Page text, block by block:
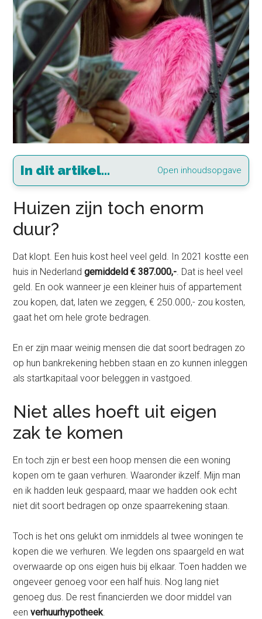
In dit artikel... Open inhoudsopgave
Huizen zijn toch enorm
duur?
Dat klopt. Een huis kost heel veel geld. In 2021 kostte een
huis in Nederlandgemiddeld € 387.000,-. Dat is heel veel
geld. En ook wanneer je een kleiner huis of appartement
zou kopen, dat, laten we zeggen, € 250.000,- zou kosten,
gaat het om hele grote bedragen.
En er zijn maar weinig mensen die dat soort bedragen zo
op hun bankrekening hebben staan en zo kunnen inleggen
als startkapitaal voor beleggen in vastgoed.
Niet alles hoeft uit eigen
zak te komen
En toch zijn er best een hoop mensen die een woning
kopen om te gaan verhuren. Waaronder ikzelf. Mijn man
en ik hadden leuk gespaard, maar we hadden ook echt
niet dit soort bedragen op onze spaarrekening staan.
Toch is het ons gelukt om inmiddels al twee woningen te
kopen die we verhuren. We legden ons spaargeld en wat
overwaarde op ons eigen huis bij elkaar. Toen hadden we
ongeveer genoeg voor een half huis. Nog lang niet
genoeg dus. De rest financierden we door middel van
eenverhuurhypotheek.